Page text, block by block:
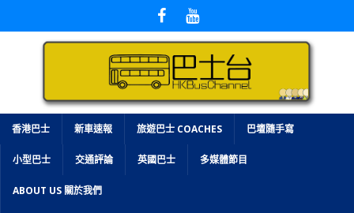
香港巴士 新車速報 旅遊巴士 COACHES 巴壇隨手寫
小型巴士 交通評論 英國巴士 多媒體節目
ABOUT US 關於我們